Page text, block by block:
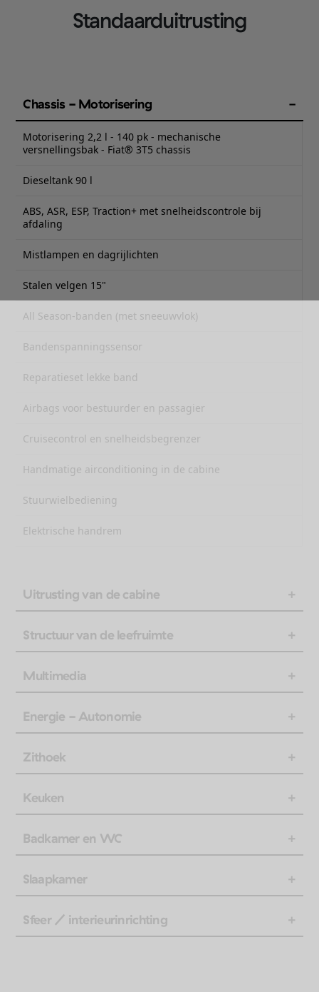
Standaarduitrusting
Chassis - Motorisering
Motorisering 2,2 l - 140 pk - mechanische
versnellingsbak - Fiat® 3T5 chassis
Dieseltank 90 l
ABS, ASR, ESP, Traction+ met snelheidscontrole bij
afdaling
Mistlampen en dagrijlichten
Stalen velgen 15"
All Season-banden (met sneeuwvlok)
Bandenspanningssensor
Reparatieset lekke band
Airbags voor bestuurder en passagier
Cruisecontrol en snelheidsbegrenzer
Handmatige airconditioning in de cabine
Stuurwielbediening
Elektrische handrem
Uitrusting van de cabine
Structuur van de leefruimte
Multimedia
Energie - Autonomie
Zithoek
Keuken
Badkamer en WC
Slaapkamer
Sfeer / interieurinrichting